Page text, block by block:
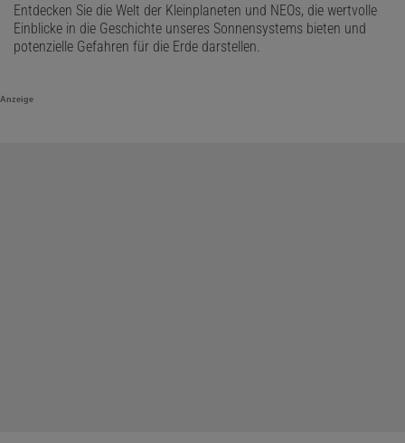
Entdecken Sie die Welt der Kleinplaneten und NEOs, die wertvolle
Einblicke in die Geschichte unseres Sonnensystems bieten und
potenzielle Gefahren für die Erde darstellen.
Anzeige